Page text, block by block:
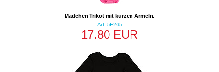
Mädchen Trikot mit kurzen Ärmeln.
Art: 5F265
17.80 EUR